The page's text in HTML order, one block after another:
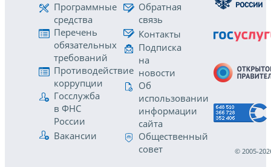
Программные
средства
Перечень
обязательных
требований
Противодействие
коррупции
Госслужба
в ФНС
России
Вакансии
Обратная
связь
Контакты
Подписка
на
новости
Об
использовании
информации
сайта
Общественный
совет
© 2005-